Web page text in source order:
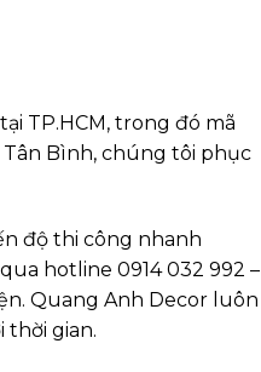
TP.HCM, trong đó mã
Tân Bình, chúng tôi phục
độ thi công nhanh
hotline 0914 032 992 –
Quang Anh Decor luôn
thời gian.